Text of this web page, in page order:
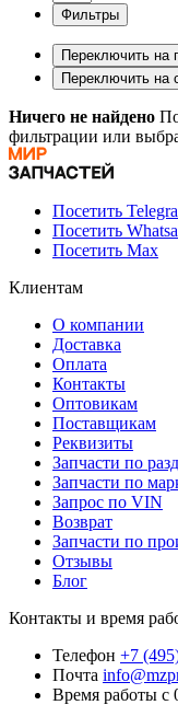
Фильтры
Переключить на
Переключить на
Ничего не найдено
фильтрации или
Посетить
Посетить
Посетить Max
Клиентам
О компании
Доставка
Оплата
Контакты
Оптовикам
Поставщикам
Реквизиты
Запчасти по
Запчасти по
Запрос по VIN
Возврат
Запчасти по
Отзывы
Блог
Контакты и время
Телефон +7
Почта
Время работы с